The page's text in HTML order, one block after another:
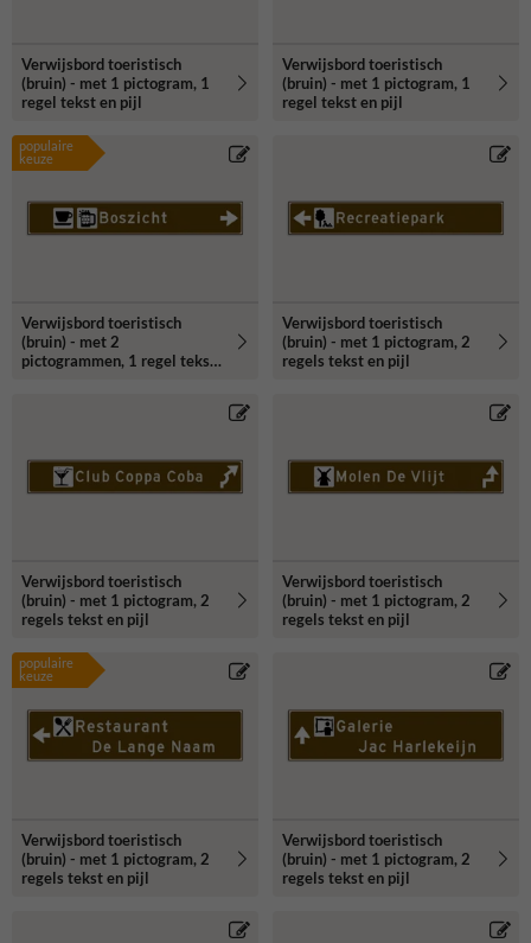
Verwijsbord toeristisch
(bruin) - met 1 pictogram, 1
regel tekst en pijl
Verwijsbord toeristisch
(bruin) - met 1 pictogram, 1
regel tekst en pijl
populaire
keuze
Verwijsbord toeristisch
(bruin) - met 2
pictogrammen, 1 regel tekst
Verwijsbord toeristisch
(bruin) - met 1 pictogram, 2
regels tekst en pijl
Verwijsbord toeristisch
(bruin) - met 1 pictogram, 2
regels tekst en pijl
Verwijsbord toeristisch
(bruin) - met 1 pictogram, 2
regels tekst en pijl
populaire
keuze
Verwijsbord toeristisch
(bruin) - met 1 pictogram, 2
regels tekst en pijl
Verwijsbord toeristisch
(bruin) - met 1 pictogram, 2
regels tekst en pijl